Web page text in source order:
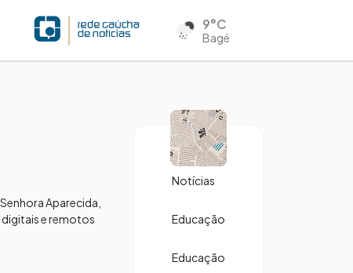
9°C
Bagé
Aparecida,
digitais e remotos
Notícias
Educação
Educação